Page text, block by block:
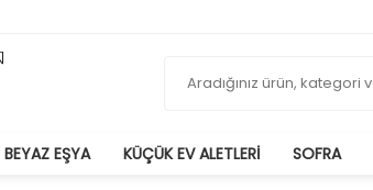
BEYAZ EŞYA KÜÇÜK EV ALETLERI SOFRA